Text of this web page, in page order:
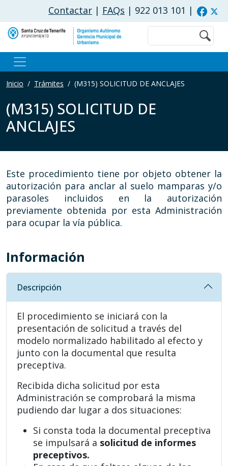
Pasar al contenido principal
Contactar | FAQs | 922 013 101 |
Buscar
Inicio Trámites (M315) SOLICITUD DE ANCLAJES
(M315) SOLICITUD DE
ANCLAJES
Este procedimiento tiene por objeto obtener la
autorización para anclar al suelo mamparas y/o
parasoles incluidos en la autorización
previamente obtenida por esta Administración
para ocupar la vía pública.
Información
Descripción
El procedimiento se iniciará con la
presentación de solicitud a través del
modelo normalizado habilitado al efecto y
junto con la documental que resulta
preceptiva.
Recibida dicha solicitud por esta
Administración se comprobará la misma
pudiendo dar lugar a dos situaciones:
Si consta toda la documental preceptiva
se impulsará a solicitud de informes
preceptivos.